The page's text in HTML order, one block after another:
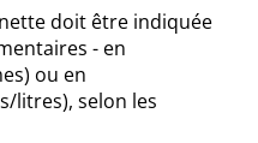
doit être indiquée
- en
ou en
litres), selon les